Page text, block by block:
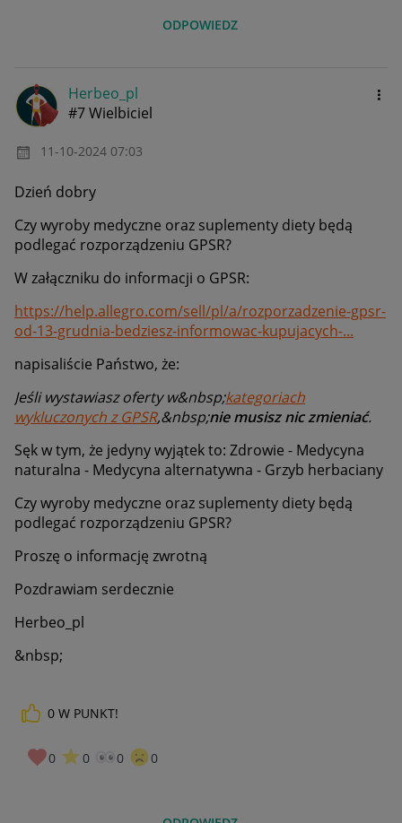
ODPOWIEDZ
Herbeo_pl
#7 Wielbiciel
‎11-10-2024 07:03
Dzień dobry
Czy wyroby medyczne oraz suplementy diety będą
podlegać rozporządzeniu GPSR?
W załączniku do informacji o GPSR:
https://help.allegro.com/sell/pl/a/rozporzadzenie-gpsr-
od-13-grudnia-bedziesz-informowac-kupujacych-...
napisaliście Państwo, że:
Jeśli wystawiasz oferty w&nbsp;kategoriach
wykluczonych z GPSR,&nbsp;nie musisz nic zmieniać.
Sęk w tym, że jedyny wyjątek to: Zdrowie - Medycyna
naturalna - Medycyna alternatywna - Grzyb herbaciany
Czy wyroby medyczne oraz suplementy diety będą
podlegać rozporządzeniu GPSR?
Proszę o informację zwrotną
Pozdrawiam serdecznie
Herbeo_pl
&nbsp;
0 W PUNKT!
0 0 0 0